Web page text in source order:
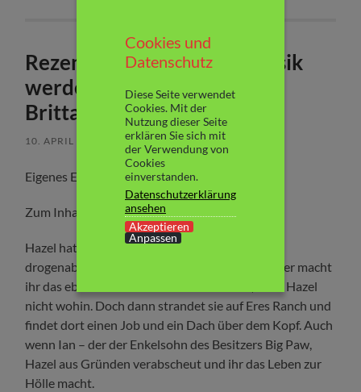
Rezension: „Denn ohne Musik
werden wir ertrinken“ von
Brittainy C. Cherry
10. APRIL 2023 KEINE KOMMENTARE
Eigenes Exemplar
Zum Inhalt:
Hazel hat ein hartes Leben. Ihre Mutter ist
drogenabhängig. Der Lebensgefährt ihrer Mutter macht
ihr das eben zur Hölle. Als er sie rauswirft, weiß Hazel
nicht wohin. Doch dann strandet sie auf Eres Ranch und
findet dort einen Job und ein Dach über dem Kopf. Auch
wenn Ian – der der Enkelsohn des Besitzers Big Paw,
Hazel aus Gründen verabscheut und ihr das Leben zur
Hölle macht.
Cookies und
Datenschutz
Diese Seite verwendet
Cookies. Mit der
Nutzung dieser Seite
erklären Sie sich mit
der Verwendung von
Cookies
einverstanden.
Datenschutzerklärung
ansehen
Akzeptieren
Anpassen